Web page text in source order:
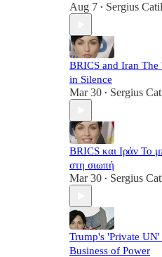
Aug 7 • Sergius
BRICS and Iran
in Silence
Mar 30 • Sergius
BRICS και Ιράν Το
στη σιωπή
Mar 30 • Sergius
Trump's 'Private
Business of Power